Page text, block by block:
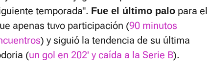
temporada". Fue el último palo para el
apenas tuvo participación (90 minutos
) y siguió la tendencia de su última
(un gol en 202' y caída a la Serie B).